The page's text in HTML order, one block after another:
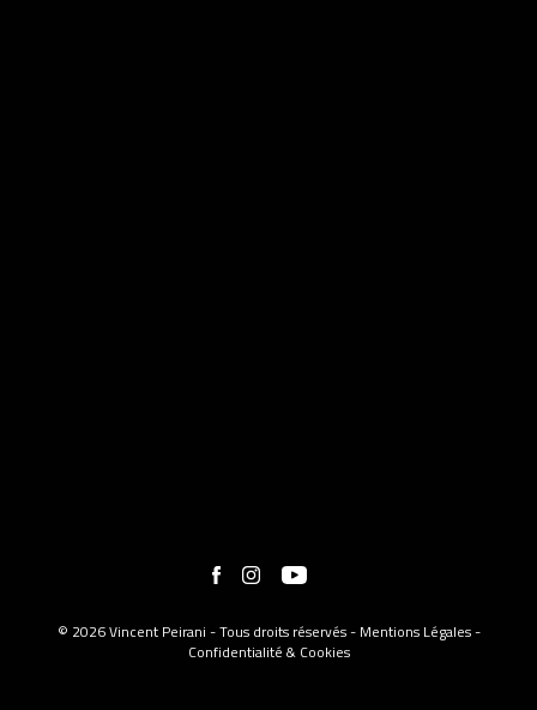
© 2026 Vincent Peirani - Tous droits réservés - Mentions Légales-
Confidentialité & Cookies